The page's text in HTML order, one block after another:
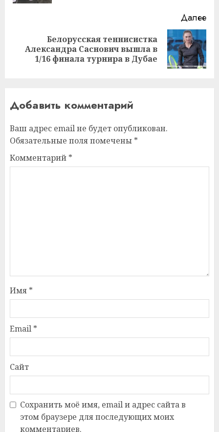
Далее
Следующая
запись:
Белорусская теннисистка
Александра Саснович вышла в
1/16 финала турнира в Дубае
Добавить комментарий
Ваш адрес email не будет опубликован.
Обязательные поля помечены *
Комментарий *
Имя *
Email *
Сайт
Сохранить моё имя, email и адрес сайта в
этом браузере для последующих моих
комментариев.